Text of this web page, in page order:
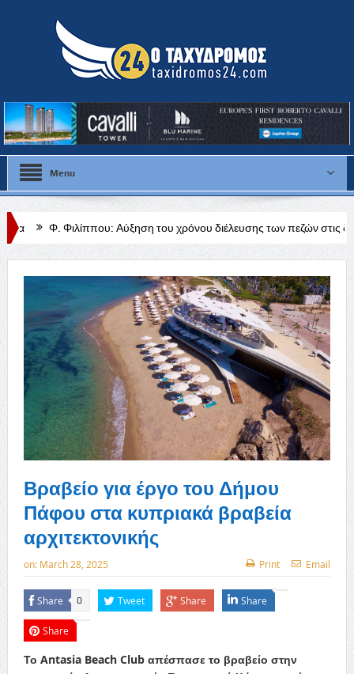
Menu
Αύξηση του χρόνου διέλευσης των πεζών στις διαβάσεις με
Βραβείο για έργο του Δήμου
Πάφου στα κυπριακά βραβεία
αρχιτεκτονικής
on: March 28, 2025 Print Email
Share 0 Tweet Share Share
Share
Το Antasia Beach Club απέσπασε το βραβείο στην